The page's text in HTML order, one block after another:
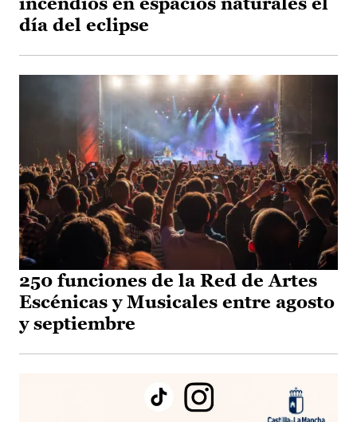
día del eclipse
250 funciones de la Red de Artes
Escénicas y Musicales entre agosto
y septiembre